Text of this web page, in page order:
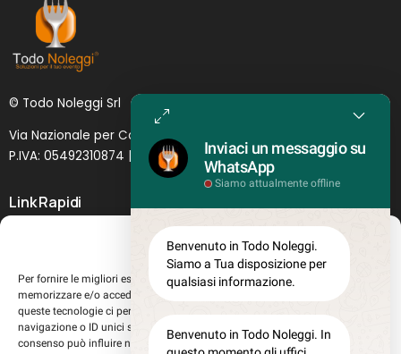
Gestisci Consenso
Per fornire le migliori esperienze, utilizziamo tecnologie come i cookie per
memorizzare e/o accedere alle informazioni del dispositivo. Il consenso a
queste tecnologie ci permetterà di elaborare dati come il comportamento di
navigazione o ID unici su questo sito. Non acconsentire o ritirare il
consenso può influire negativamente su alcune caratteristiche e funzioni.
© Todo Noleggi Srl
Via Nazionale per Catania, 6 | 95024 - Acireale (CT)
P.IVA: 05492310874 | SDI: MJ1 O YNU (Lettera )
Link Rapidi
Chi siamo
Perché sceglierci
Registrati al sito
Inviaci un messaggio su
WhatsApp
Siamo attualmente offline
Benvenuto in Todo Noleggi.
Siamo a Tua disposizione per
qualsiasi informazione.
Benvenuto in Todo Noleggi. In